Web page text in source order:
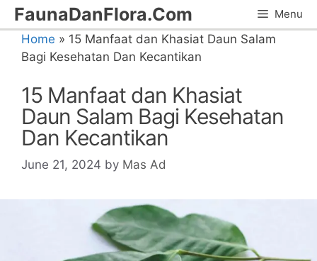
Skip
to
content
FaunaDanFlora.Com Menu
Home » 15 Manfaat dan Khasiat Daun Salam
Bagi Kesehatan Dan Kecantikan
15 Manfaat dan Khasiat
Daun Salam Bagi Kesehatan
Dan Kecantikan
June 21, 2024 by Mas Ad